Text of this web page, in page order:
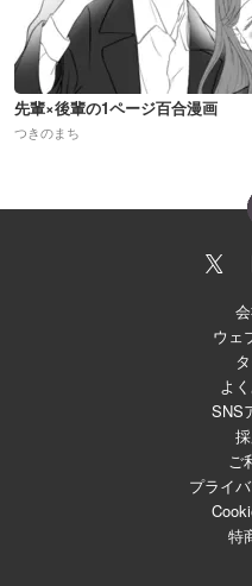
先輩×後輩の1ページ百合漫画
つきのまち
ウェ
よ
SNS
ご
プライ
特